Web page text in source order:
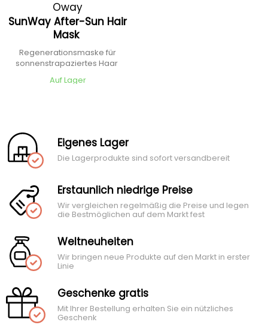
Oway
SunWay After-Sun Hair
Mask
Regenerationsmaske für
sonnenstrapaziertes Haar
Auf Lager
Eigenes Lager
Die Lagerprodukte sind sofort versandbereit
Erstaunlich niedrige Preise
Wir vergleichen regelmäßig die Preise und legen
die Bestmöglichen auf dem Markt fest
Weltneuheiten
Wir bringen neue Produkte auf den Markt in erster
Linie
Geschenke gratis
Mit Ihrer Bestellung erhalten Sie ein nützliches
Geschenk